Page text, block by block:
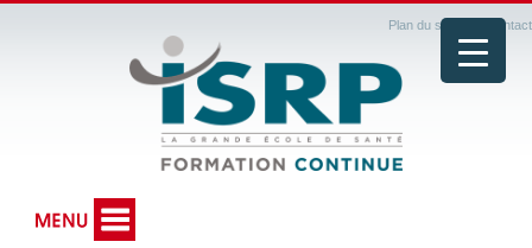
Plan du site Contact